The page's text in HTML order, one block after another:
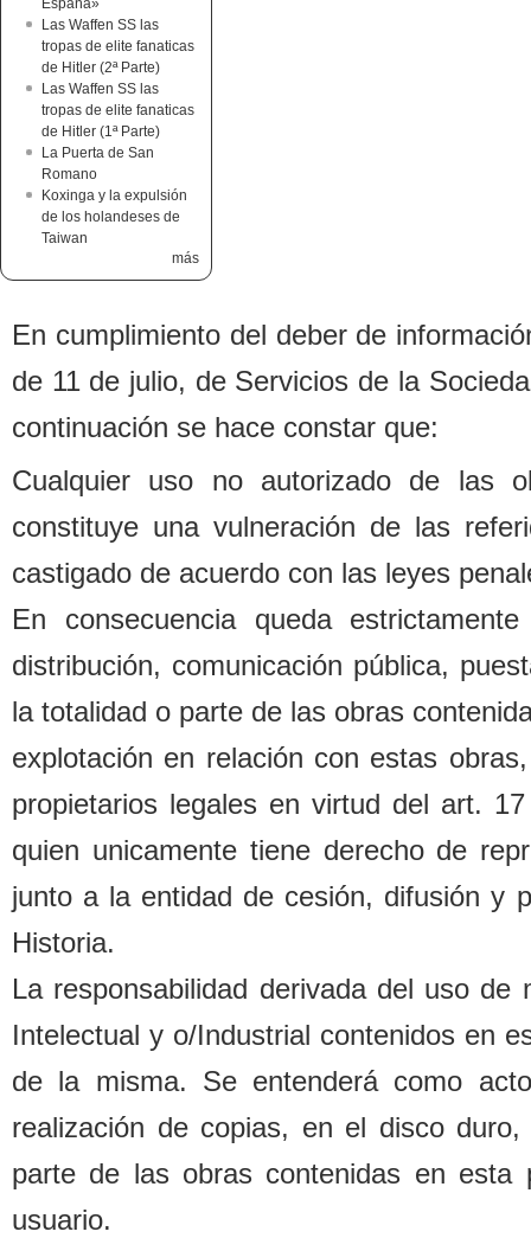
Las Waffen SS las
tropas de elite fanaticas
de Hitler (2ª Parte)
Las Waffen SS las
tropas de elite fanaticas
de Hitler (1ª Parte)
La Puerta de San
Romano
Koxinga y la expulsión
de los holandeses de
Taiwan
más
En cumplimiento del deber de
de 11 de julio, de Servicios de la
continuación se hace constar que:
Cualquier uso no autorizado de las o
constituye una vulneración de las
castigado de acuerdo con las leyes
En consecuencia queda
distribución, comunicación pública,
la totalidad o parte de las obras
explotación en relación con estas ob
propietarios legales en virtud del art.
quien unicamente tiene derecho de
junto a la entidad de cesión, difusión y
Historia.
La responsabilidad derivada del uso de
Intelectual y o/Industrial contenidos en
de la misma. Se entenderá como
realización de copias, en el disco
parte de las obras contenidas en esta
usuario.